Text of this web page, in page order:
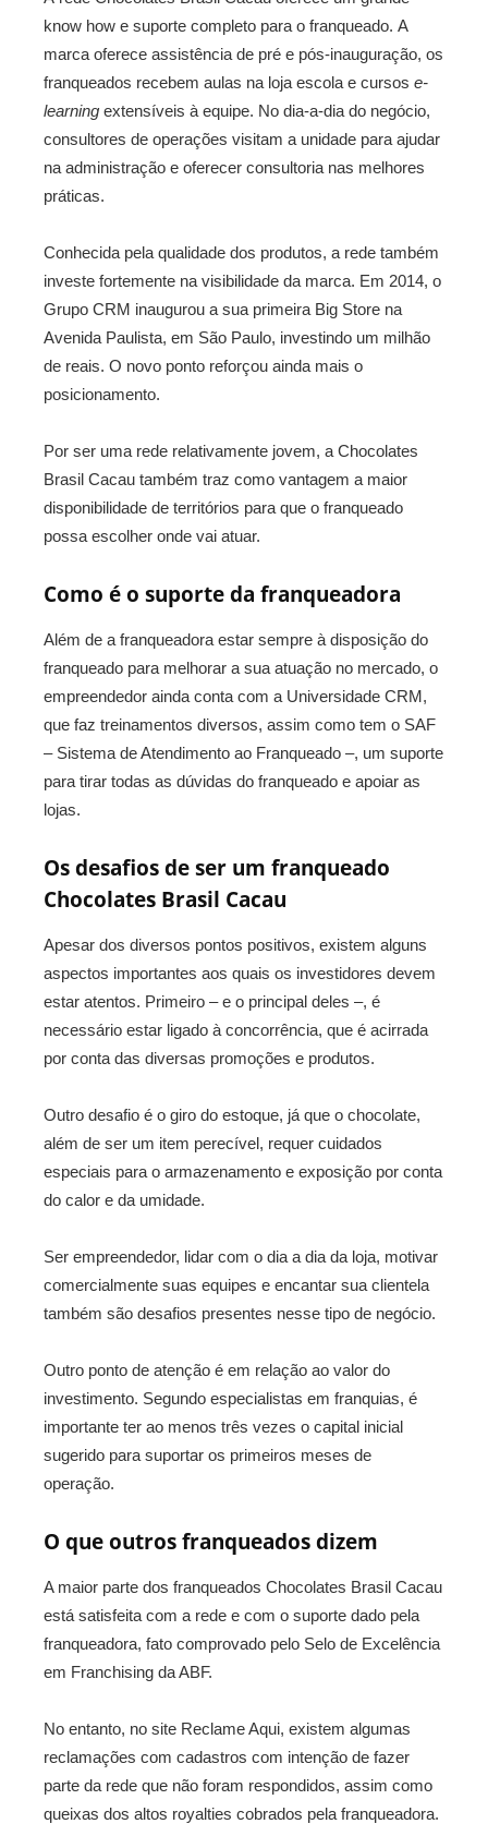
know how e suporte completo para o franqueado. A
marca oferece assistência de pré e pós-inauguração, os
franqueados recebem aulas na loja escola e cursos e-
learning extensíveis à equipe. No dia-a-dia do negócio,
consultores de operações visitam a unidade para ajudar
na administração e oferecer consultoria nas melhores
práticas.
Conhecida pela qualidade dos produtos, a rede também
investe fortemente na visibilidade da marca. Em 2014, o
Grupo CRM inaugurou a sua primeira Big Store na
Avenida Paulista, em São Paulo, investindo um milhão
de reais. O novo ponto reforçou ainda mais o
posicionamento.
Por ser uma rede relativamente jovem, a Chocolates
Brasil Cacau também traz como vantagem a maior
disponibilidade de territórios para que o franqueado
possa escolher onde vai atuar.
Como é o suporte da franqueadora
Além de a franqueadora estar sempre à disposição do
franqueado para melhorar a sua atuação no mercado, o
empreendedor ainda conta com a Universidade CRM,
que faz treinamentos diversos, assim como tem o SAF
– Sistema de Atendimento ao Franqueado –, um suporte
para tirar todas as dúvidas do franqueado e apoiar as
lojas.
Os desafios de ser um franqueado
Chocolates Brasil Cacau
Apesar dos diversos pontos positivos, existem alguns
aspectos importantes aos quais os investidores devem
estar atentos. Primeiro – e o principal deles –, é
necessário estar ligado à concorrência, que é acirrada
por conta das diversas promoções e produtos.
Outro desafio é o giro do estoque, já que o chocolate,
além de ser um item perecível, requer cuidados
especiais para o armazenamento e exposição por conta
do calor e da umidade.
Ser empreendedor, lidar com o dia a dia da loja, motivar
comercialmente suas equipes e encantar sua clientela
também são desafios presentes nesse tipo de negócio.
Outro ponto de atenção é em relação ao valor do
investimento. Segundo especialistas em franquias, é
importante ter ao menos três vezes o capital inicial
sugerido para suportar os primeiros meses de
operação.
O que outros franqueados dizem
A maior parte dos franqueados Chocolates Brasil Cacau
está satisfeita com a rede e com o suporte dado pela
franqueadora, fato comprovado pelo Selo de Excelência
em Franchising da ABF.
No entanto, no site Reclame Aqui, existem algumas
reclamações com cadastros com intenção de fazer
parte da rede que não foram respondidos, assim como
queixas dos altos royalties cobrados pela franqueadora.